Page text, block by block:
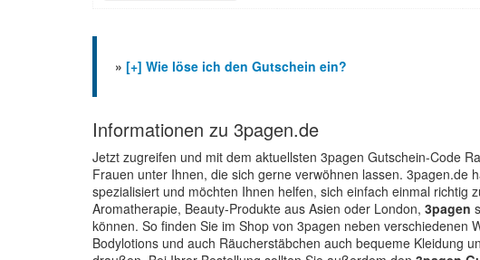
» [+] Wie löse ich den Gutschein ein?
Informationen zu 3pagen.de
Jetzt zugreifen und mit dem aktuellsten 3pagen Gutschein-Code
Frauen unter Ihnen, die sich gerne verwöhnen lassen. 3pagen.de
spezialisiert und möchten Ihnen helfen, sich einfach einmal
Aromatherapie, Beauty-Produkte aus Asien oder London, 3pagen
können. So finden Sie im Shop von 3pagen neben verschiedenen
Bodylotions und auch Räucherstäbchen auch bequeme Kleidung